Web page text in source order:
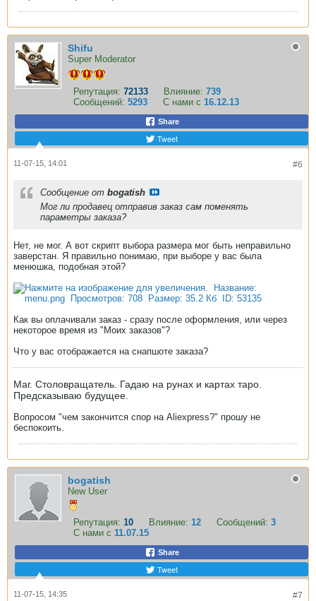
Shifu
Super Moderator
Репутация: 72133 Влияние: 739
Сообщений: 5293 С нами с 16.12.13
Share
Tweet
#6
11-07-15, 14:01
Сообщение от bogatish
Мог ли продавец отправив заказ сам поменять
параметры заказа?
Нет, не мог. А вот скрипт выбора размера мог быть неправильно
заверстан. Я правильно понимаю, при выборе у вас была
менюшка, подобная этой?
Как вы оплачивали заказ - сразу после оформления, или через
некоторое время из "Моих заказов"?
Что у вас отображается на снапшоте заказа?
Маг. Столовращатель. Гадаю на рунах и картах таро.
Предсказываю будущее.
Вопросом "чем закончится спор на Aliexpress?" прошу не
беспокоить.
bogatish
New User
Репутация: 10 Влияние: 12 Сообщений: 3
С нами с 11.07.15
Share
Tweet
#7
11-07-15, 14:35